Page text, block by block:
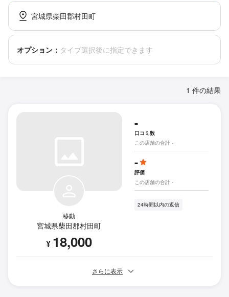
宮城県柴田郡村田町
オプション： タイプ選択後に指定できます
1 件の結果
移動
宮城県柴田郡村田町
¥ 18,000
-
口コミ数
この店舗の合計 -
-
評価
この店舗の合計 -
24時間以内の返信
さらに表示